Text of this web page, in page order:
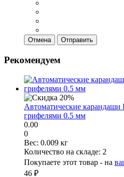
Отмена Отправить
Рекомендуем
Автоматические карандаши
грифелями 0.5 мм
0.00
0
Вес: 0.009 кг
Количество на складе: 2
Покупаете этот товар - на
46 ₽